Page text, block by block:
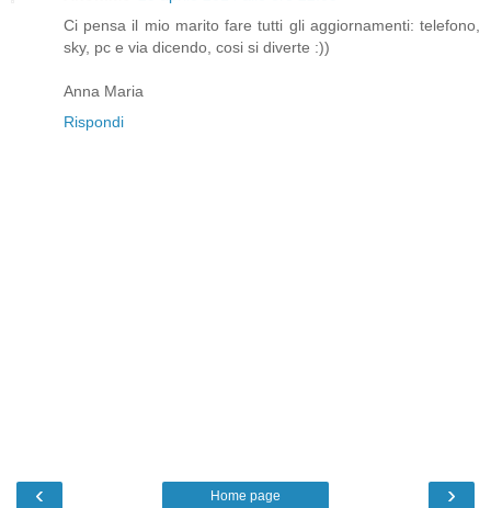
Ci pensa il mio marito fare tutti gli aggiornamenti: telefono,
sky, pc e via dicendo, cosi si diverte :))
Anna Maria
Rispondi
‹ ›
Home page